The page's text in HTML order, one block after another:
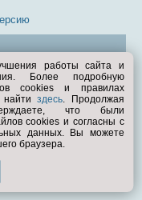
работы сайта и
Более подробную
cookies и правилах
найтиздесь. Продолжая
что были
cookies и согласны с
данных. Вы можете
браузера.